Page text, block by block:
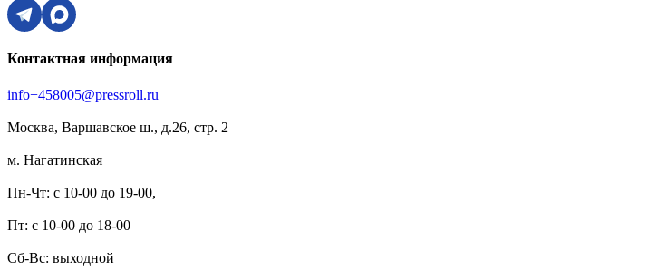
Контактная информация
info+458005@pressroll.ru
Москва, Варшавское ш., д.26, стр. 2
м. Нагатинская
Пн-Чт: с 10-00 до 19-00,
Пт: с 10-00 до 18-00
Сб-Вс: выходной